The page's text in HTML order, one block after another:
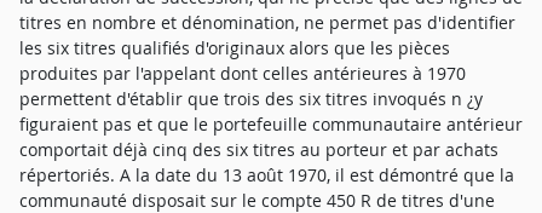
titres en nombre et dénomination, ne permet pas d'identifier
les six titres qualifiés d'originaux alors que les pièces
produites par l'appelant dont celles antérieures à 1970
permettent d'établir que trois des six titres invoqués n ¿y
figuraient pas et que le portefeuille communautaire antérieur
comportait déjà cinq des six titres au porteur et par achats
répertoriés. A la date du 13 août 1970, il est démontré que la
communauté disposait sur le compte 450 R de titres d'une